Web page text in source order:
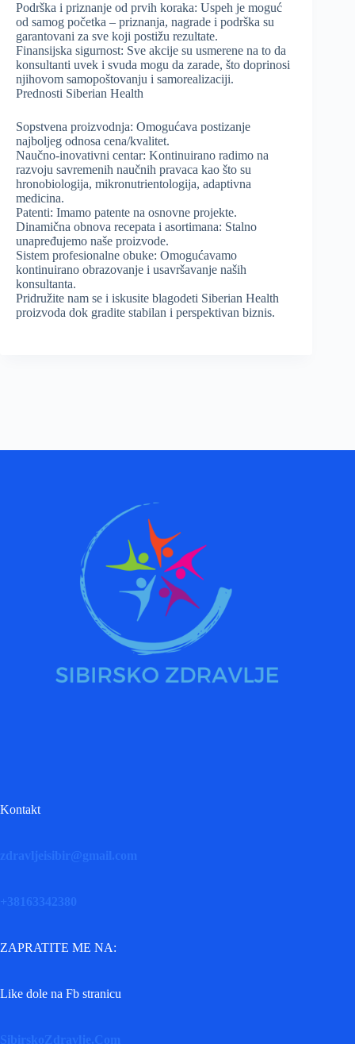
Podrška i priznanje od prvih koraka: Uspeh je moguć
od samog početka – priznanja, nagrade i podrška su
garantovani za sve koji postižu rezultate.
Finansijska sigurnost: Sve akcije su usmerene na to da
konsultanti uvek i svuda mogu da zarade, što doprinosi
njihovom samopoštovanju i samorealizaciji.
Prednosti Siberian Health
Sopstvena proizvodnja: Omogućava postizanje
najboljeg odnosa cena/kvalitet.
Naučno-inovativni centar: Kontinuirano radimo na
razvoju savremenih naučnih pravaca kao što su
hronobiologija, mikronutrientologija, adaptivna
medicina.
Patenti: Imamo patente na osnovne projekte.
Dinamična obnova recepata i asortimana: Stalno
unapređujemo naše proizvode.
Sistem profesionalne obuke: Omogućavamo
kontinuirano obrazovanje i usavršavanje naših
konsultanta.
Pridružite nam se i iskusite blagodeti Siberian Health
proizvoda dok gradite stabilan i perspektivan biznis.
Kontakt
zdravljeisibir@gmail.com
+38163342380
ZAPRATITE ME NA:
Like dole na Fb stranicu
SibirskoZdravlje.Com